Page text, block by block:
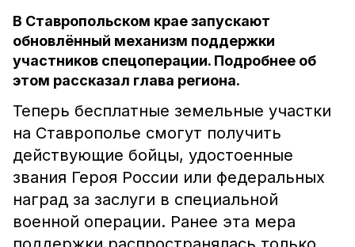
В Ставропольском крае запускают
обновлённый механизм поддержки
участников спецоперации. Подробнее об
этом рассказал глава региона.
Теперь бесплатные земельные участки
на Ставрополье смогут получить
действующие бойцы, удостоенные
звания Героя России или федеральных
наград за заслуги в специальной
военной операции. Ранее эта мера